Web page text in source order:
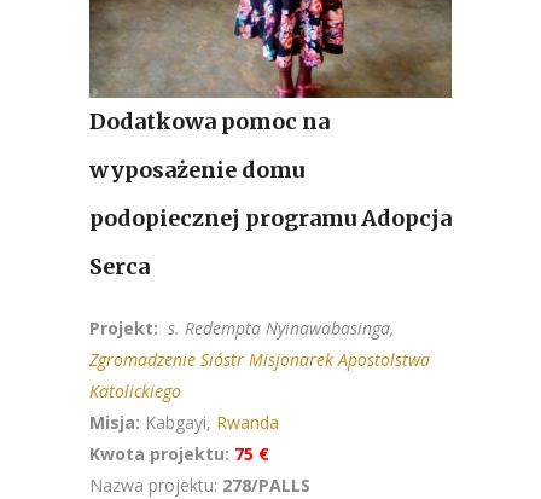
Dodatkowa pomoc na
wyposażenie domu
podopiecznej programu Adopcja
Serca
Projekt: s. Redempta Nyinawabasinga,
Zgromadzenie Sióstr Misjonarek Apostolstwa
Katolickiego
Misja: Kabgayi, Rwanda
Kwota projektu: 75 €
Nazwa projektu: 278/PALLS